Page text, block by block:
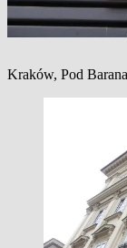
Kraków, Pod